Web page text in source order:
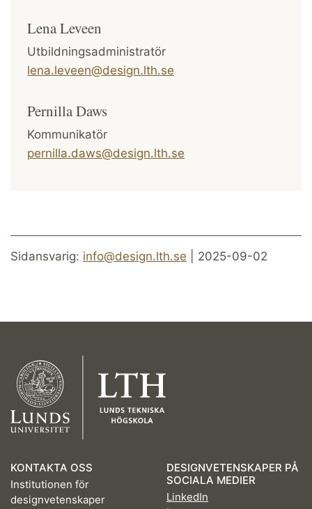
Lena Leveen
Utbildningsadministratör
lena.leveen@design.lth.se
Pernilla Daws
Kommunikatör
pernilla.daws@design.lth.se
Sidansvarig: info@design.lth.se | 2025-09-02
KONTAKTA OSS
Institutionen för
designvetenskaper
DESIGNVETENSKAPER PÅ
SOCIALA MEDIER
LinkedIn